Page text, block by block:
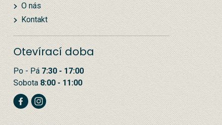
O nás
Kontakt
Otevírací doba
Po - Pá 7:30 - 17:00
Sobota 8:00 - 11:00